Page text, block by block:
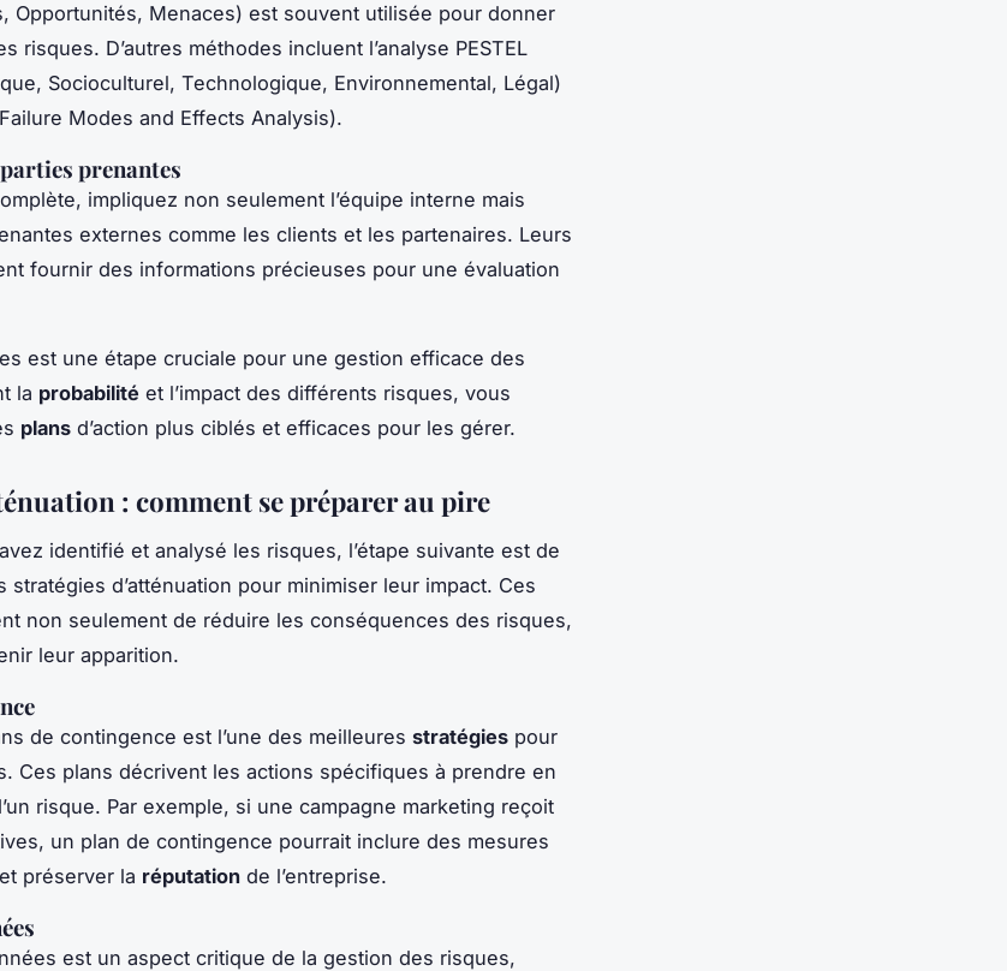
Opportunités, Menaces) est souvent utilisée pour donner
risques. D’autres méthodes incluent l’analyse PESTEL
Socioculturel, Technologique, Environnemental, Légal)
Modes and Effects Analysis).
prenantes
impliquez non seulement l’équipe interne mais
externes comme les clients et les partenaires. Leurs
fournir des informations précieuses pour une évaluation
est une étape cruciale pour une gestion efficace des
la probabilité et l’impact des différents risques, vous
plans d’action plus ciblés et efficaces pour les gérer.
: comment se préparer au pire
identifié et analysé les risques, l’étape suivante est de
stratégies d’atténuation pour minimiser leur impact. Ces
non seulement de réduire les conséquences des risques,
leur apparition.
de contingence est l’une des meilleures stratégies pour
Ces plans décrivent les actions spécifiques à prendre en
risque. Par exemple, si une campagne marketing reçoit
un plan de contingence pourrait inclure des mesures
préserver la réputation de l’entreprise.
est un aspect critique de la gestion des risques,